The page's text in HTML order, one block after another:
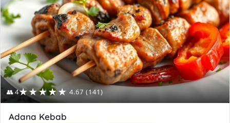
👥 4★★★★★ 4.67 (141)
Adana Kebab